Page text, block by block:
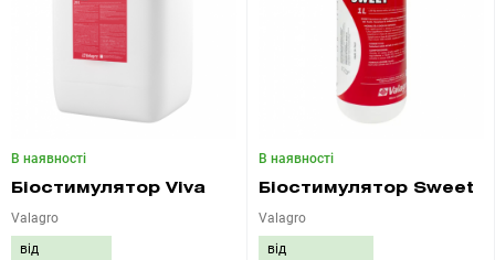
В наявності
Біостимулятор Viva
Valagro
від
В наявності
Біостимулятор Sweet
Valagro
від